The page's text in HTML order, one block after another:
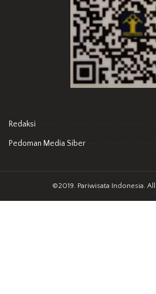
Redaksi
Pedoman Media Siber
©2019. Pariwisata Indonesia.